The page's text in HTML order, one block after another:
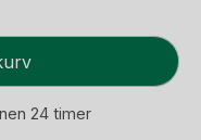
24 timer